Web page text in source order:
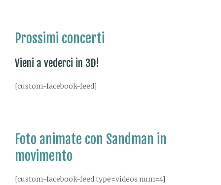
Prossimi concerti
Vieni a vederci in 3D!
[custom-facebook-feed]
Foto animate con Sandman in
movimento
[custom-facebook-feed type=videos num=4]